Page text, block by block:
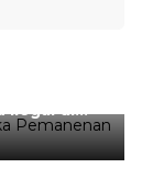
Ilegal di